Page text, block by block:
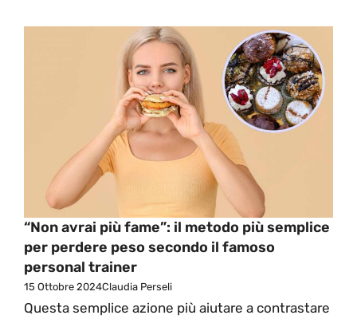
“Non avrai più fame”: il metodo più semplice
per perdere peso secondo il famoso
personal trainer
15 Ottobre 2024Claudia Perseli
Questa semplice azione più aiutare a contrastare